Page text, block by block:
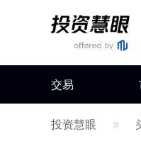
交易
投资慧眼